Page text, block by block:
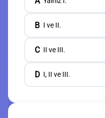
B I ve II.
C II ve III.
D I, II ve III.